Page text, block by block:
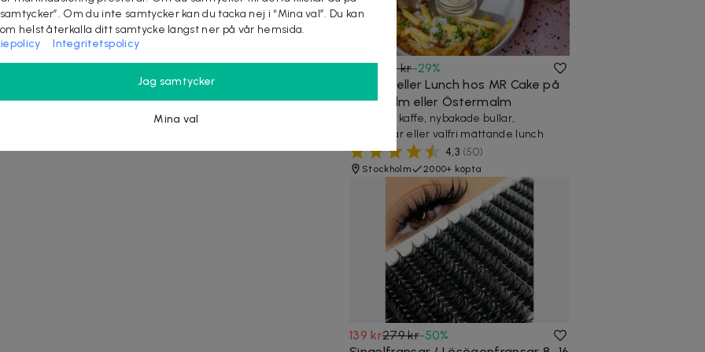
för Barn och Vuxna -
Design med Mild
du hur axlarna spänner sig
en lång arbetsdag, ett prov
& Bluetooth vit
Uppgradera din skönhetsrutin med
Snabb leverans
89 kr 126 kr-29%
Frukost eller Lunch hos MR Cake på
Norrmalm eller Östermalm
Nybryggt kaffe, nybakade bullar,
smörgåsar eller valfri mättande lunch
4,3 (50)
Stockholm 2000+ köpta
139 kr279 kr-50%
Om du inte samtycker kan du tacka nej i “Mina val”. Du kan
helst återkalla ditt samtycke längst ner på vår hemsida.
Integritetspolicy
Jag samtycker
Mina val